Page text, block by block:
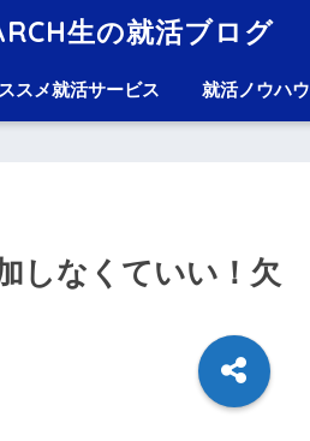
生の就活ブログ
スメ就活サービス 就活ノウハウ
しなくていい！欠